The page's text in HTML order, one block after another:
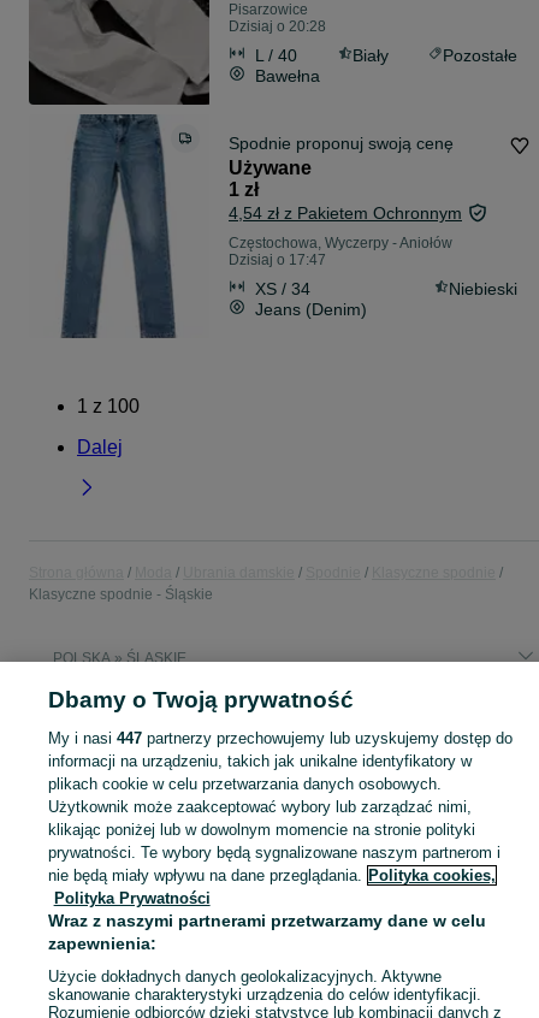
Pisarzowice
Dzisiaj o 20:28
L / 40 Biały
Pozostałe
Bawełna
Spodnie proponuj swoją cenę
Używane
1 zł
4,54 zł z Pakietem Ochronnym
Częstochowa, Wyczerpy - Aniołów
Dzisiaj o 17:47
XS / 34
Niebieski
Jeans (Denim)
1 z 100
Dalej
Klasyczne spodnie - Śląskie
POLSKA » ŚLĄSKIE
Szeroki wybór spodni klasycznych damskich Śląskie ✅ Nowe i używane ▶️ Różne materiały, kolory i rozmiary ✌ Porównaj ceny i wybierz ofertę na OLX.pl!
Mapa kategorii
Mapa miejscowości
Mapa ministron
Popularne wyszukiwania
Dbamy o Twoją prywatność
My i nasi 447partnerzy przechowujemy lub uzyskujemy dostęp do
informacji na urządzeniu, takich jak unikalne identyfikatory w
plikach cookie w celu przetwarzania danych osobowych.
Użytkownik może zaakceptować wybory lub zarządzać nimi,
klikając poniżej lub w dowolnym momencie na stronie polityki
prywatności. Te wybory będą sygnalizowane naszym partnerom i
nie będą miały wpływu na dane przeglądania. Polityka cookies,
Polityka Prywatności
Wraz z naszymi partnerami przetwarzamy dane w celu
zapewnienia:
Użycie dokładnych danych geolokalizacyjnych. Aktywne
skanowanie charakterystyki urządzenia do celów identyfikacji.
Rozumienie odbiorców dzięki statystyce lub kombinacji danych z